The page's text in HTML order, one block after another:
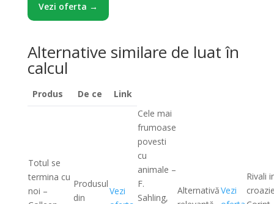
Vezi oferta →
Alternative similare de luat în
calcul
Produs De ce Link
Totul se
termina cu
noi –
Produsul
din
Vezi
Cele mai
frumoase
povesti
cu
animale –
F.
Sahling,
AlternativăVezi
Rivali